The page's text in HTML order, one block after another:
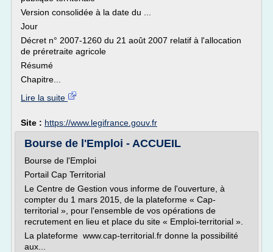
Version consolidée à la date du ...
Jour
Décret n° 2007-1260 du 21 août 2007 relatif à l'allocation
de préretraite agricole
Résumé
Chapitre...
Lire la suite
Site : https://www.legifrance.gouv.fr
Bourse de l'Emploi - ACCUEIL
Bourse de l'Emploi
Portail Cap Territorial
Le Centre de Gestion vous informe de l'ouverture, à
compter du 1 mars 2015, de la plateforme « Cap-
territorial », pour l'ensemble de vos opérations de
recrutement en lieu et place du site « Emploi-territorial ».
La plateforme www.cap-territorial.fr donne la possibilité
aux...